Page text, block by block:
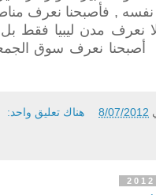
, فأصبحنا نعرف
نعرف مدن ليبيا فقط
أصبحنا نعرف سوق
8/07/2012 هناك تعليق واحد: